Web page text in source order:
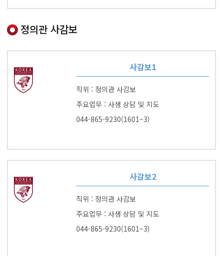
정의관 사감보
사감보1
직위 : 정의관 사감보
주요업무 : 사생 상담 및 지도
044-865-9230(1601~3)
사감보2
직위 : 정의관 사감보
주요업무 : 사생 상담 및 지도
044-865-9230(1601~3)